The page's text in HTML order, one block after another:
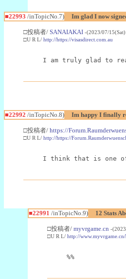
■22993 /inTopicNo.7) Im glad I now
□投稿者/ SANAIAKAI -(2023/07/
□U R L/ http://https://visasdirect.com.au
I am truly glad to
■22992 /inTopicNo.8) Im happy I finally
□投稿者/ https://
□U R L/ http://https://
I think that is one of
■22991 /inTopicNo.9) 12 Stats
□投稿者/ myvrgame.cn -
□U R L/ http://
%%